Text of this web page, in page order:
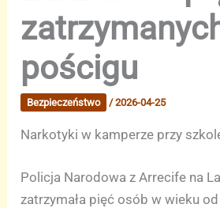
pościgu
Bezpieczeństwo /2026-04-25
Narkotyki w kamperze przy
Policja Narodowa z Arrecife na
zatrzymała pięć osób w wieku